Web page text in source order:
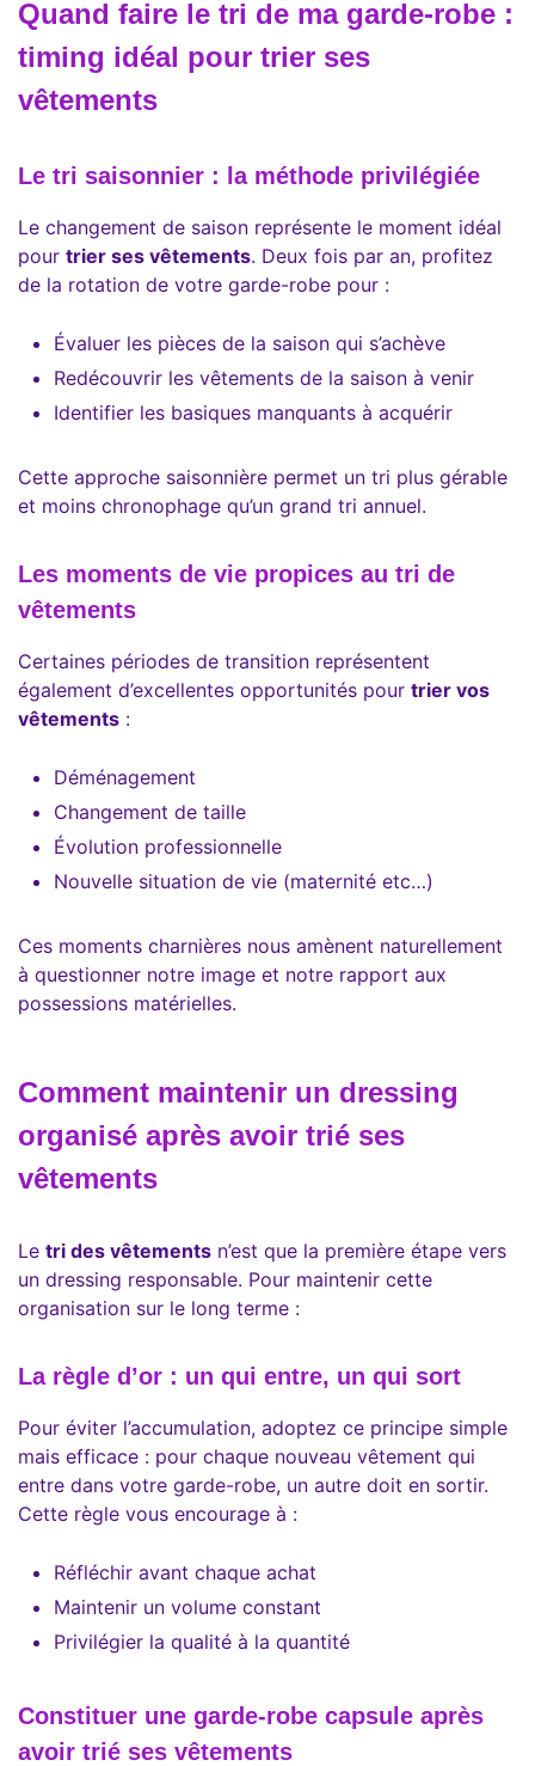
Quand faire le tri de ma garde-robe :
timing idéal pour trier ses
vêtements
Le tri saisonnier : la méthode privilégiée
Le changement de saison représente le moment idéal
pour trier ses vêtements. Deux fois par an, profitez
de la rotation de votre garde-robe pour :
Évaluer les pièces de la saison qui s’achève
Redécouvrir les vêtements de la saison à venir
Identifier les basiques manquants à acquérir
Cette approche saisonnière permet un tri plus gérable
et moins chronophage qu’un grand tri annuel.
Les moments de vie propices au tri de
vêtements
Certaines périodes de transition représentent
également d’excellentes opportunités pour trier vos
vêtements :
Déménagement
Changement de taille
Évolution professionnelle
Nouvelle situation de vie (maternité etc…)
Ces moments charnières nous amènent naturellement
à questionner notre image et notre rapport aux
possessions matérielles.
Comment maintenir un dressing
organisé après avoir trié ses
vêtements
Le tri des vêtements n’est que la première étape vers
un dressing responsable. Pour maintenir cette
organisation sur le long terme :
La règle d’or : un qui entre, un qui sort
Pour éviter l’accumulation, adoptez ce principe simple
mais efficace : pour chaque nouveau vêtement qui
entre dans votre garde-robe, un autre doit en sortir.
Cette règle vous encourage à :
Réfléchir avant chaque achat
Maintenir un volume constant
Privilégier la qualité à la quantité
Constituer une garde-robe capsule après
avoir trié ses vêtements